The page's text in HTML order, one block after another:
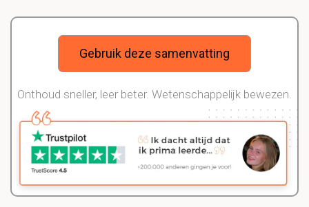
Gebruik deze samenvatting
Onthoud sneller, leer beter. Wetenschappelijk bewezen.